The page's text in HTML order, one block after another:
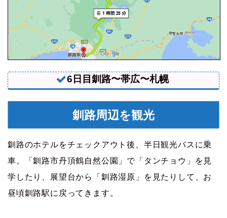
6日目釧路〜帯広〜札幌
釧路周辺を観光
釧路のホテルをチェックアウト後、半日観光バスに乗
車。「釧路市丹頂鶴自然公園」で「タンチョウ」を見
学したり、展望台から「釧路湿原」を見たりして、お
昼頃釧路駅に戻ってきます。